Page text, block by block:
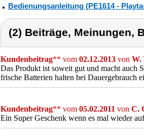
Bedienungsanleitung (PE1614 -
(2) Beiträge, Meinungen,
Kundenbeitrag** vom 02.12.2013 von W.
Das Produkt ist soweit gut und macht auch
frische Batterien halten bei Dauergebrauch
Kundenbeitrag** vom 05.02.2011 von C.
Ein Super Geschenk wenn es mal wieder